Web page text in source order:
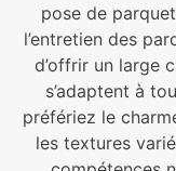
pose de
l’entretien des
d’offrir un large
s’adaptent à
préfériez le
les textures